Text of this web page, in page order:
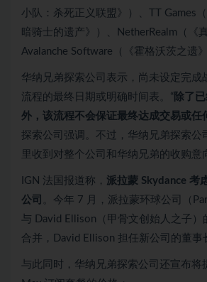
小队：杀死正义联盟》）、TT Games
暗骑士的遗产》）、NetherRealm（《
Avalanche Software（《霍格沃茨之遗》
华纳兄弟探索公司表示，尚未设定完成
流程的最终日期或明确时间表。“ 除了
外，该流程不会保证最终达成交易或任
探索公司强调。不过，华纳兄弟探索公
里收到对整个公司和华纳兄弟的收购意
IGN 法国报道称， 派拉蒙 Skydance 考
公司
。今年 7 月，派拉蒙环球公司（
与 David Ellison（甲骨文创始人之子）
合并，David Ellison 担任新公司的董事
与此同时，华纳兄弟探索公司还宣布将